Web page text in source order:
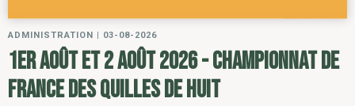
ADMINISTRATION 03-08-2026
1er août et 2 août 2026 - Championnat de
France des Quilles de Huit